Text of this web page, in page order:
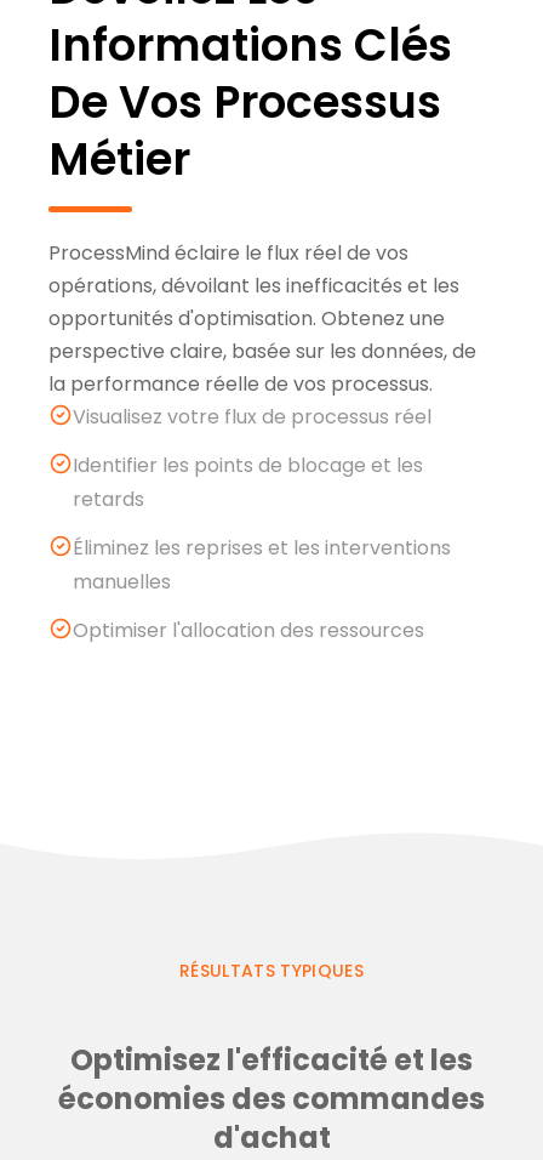
Informations Clés
De Vos Processus
Métier
ProcessMind éclaire le flux réel de vos
opérations, dévoilant les inefficacités et les
opportunités d'optimisation. Obtenez une
perspective claire, basée sur les données, de
la performance réelle de vos processus.
Visualisez votre flux de processus réel
Identifier les points de blocage et les
retards
Éliminez les reprises et les interventions
manuelles
Optimiser l'allocation des ressources
RÉSULTATS TYPIQUES
Optimisez l'efficacité et les
économies des commandes
d'achat